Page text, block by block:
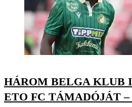
HÁROM BELGA KLUB
ETO FC TÁMADÓJÁT